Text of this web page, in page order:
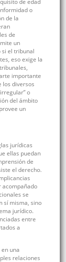
de edad
o
de la
de
un
si el tribunal
eso exige la
importante
los diversos
o
del ámbito
un
jurídicas
ellas puedan
de
el derecho.
acompañado
se
sí misma, sino
jurídico.
entre
a
una
relaciones